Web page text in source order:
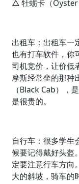
△ 牡蛎卡（Oyster
出租车：出租车一
也有打车软件，你
司机竞价，让价低
摩斯经常坐的那种
（Black Cab），
是很贵的。
自行车：很多学生
候要记得戴好头盔
定要注意行车方向
大的斜坡，骑车的